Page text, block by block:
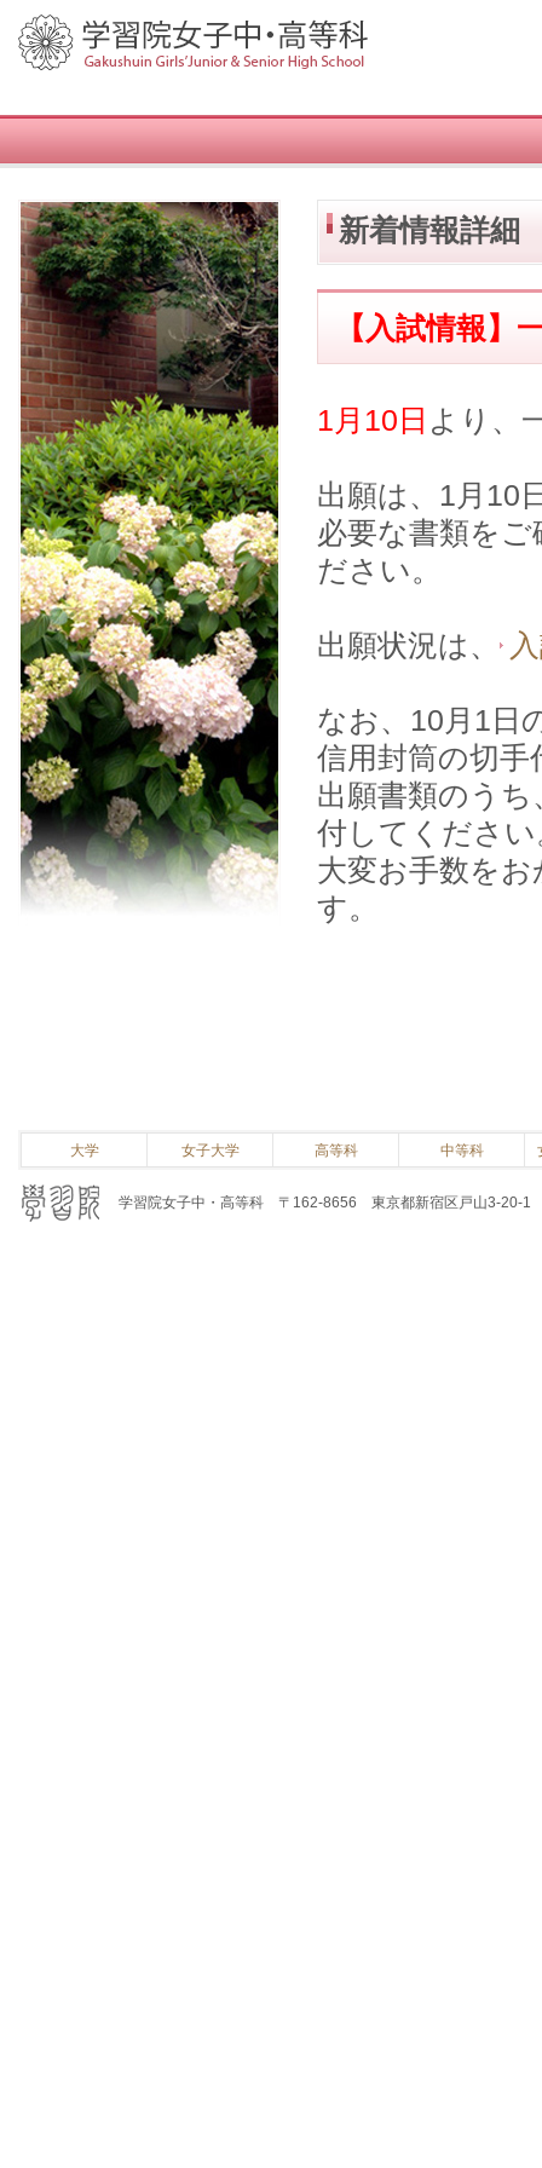
新着情報詳細
【入試情報】
1月10日 より、
出願は、1月10
必要な書類を
ださい。
出願状況は、
なお、10月1日
信用封筒の切
出願書類のうち
付してください
大変お手数を
す。
大学 女子大学 高等科 中等科
学習院女子中・高等科 〒162-8656 東京都新宿区戸山3-20-